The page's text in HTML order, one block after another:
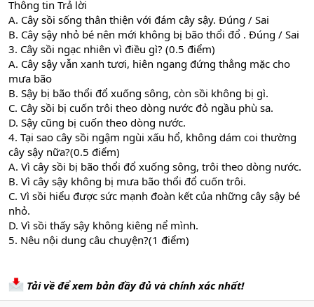
Thông tin Trả lời
A. Cây sồi sống thân thiện với đám cây sậy. Đúng / Sai
B. Cây sậy nhỏ bé nên mới không bị bão thổi đổ . Đúng / Sai
3. Cây sồi ngạc nhiên vì điều gì? (0.5 điểm)
A. Cây sậy vẫn xanh tươi, hiên ngang đứng thẳng mặc cho
mưa bão
B. Sậy bị bão thổi đổ xuống sông, còn sồi không bị gì.
C. Cây sồi bị cuốn trôi theo dòng nước đỏ ngầu phù sa.
D. Sậy cũng bị cuốn theo dòng nước.
4. Tại sao cây sồi ngậm ngùi xấu hổ, không dám coi thường
cây sậy nữa?(0.5 điểm)
A. Vì cây sồi bị bão thổi đổ xuống sông, trôi theo dòng nước.
B. Vì cây sậy không bị mưa bão thổi đổ cuốn trôi.
C. Vì sồi hiểu được sức mạnh đoàn kết của những cây sậy bé
nhỏ.
D. Vì sồi thấy sậy không kiêng nể mình.
5. Nêu nội dung câu chuyện?(1 điểm)
Tải về để xem bản đầy đủ và chính xác nhất!